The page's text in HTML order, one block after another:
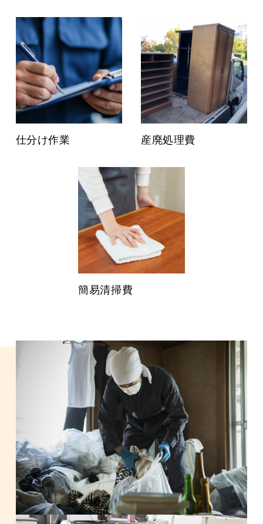
仕分け作業 産廃処理費
簡易清掃費